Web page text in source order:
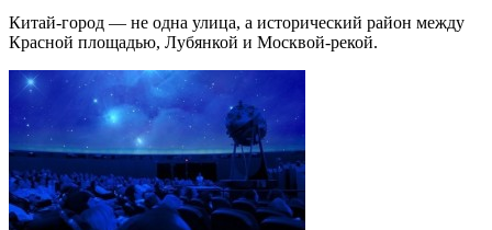
Китай-город — не одна улица, а исторический район между
Красной площадью, Лубянкой и Москвой-рекой.